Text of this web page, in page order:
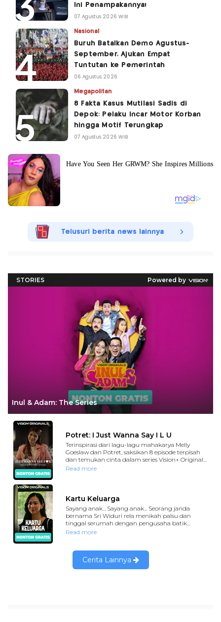
Ini Penampakannya!
07 Agustus 2026 WIB
Nasional
Buruh Batalkan Demo Agustus-
September, Ajukan Empat
Tuntutan ke Pemerintah
06 Agustus 2026
Megapolitan
8 Fakta Kasus Mutilasi Sadis di
Depok: Pelaku Incar Motor Korban
hingga Motif Terungkap
07 Agustus 2026 WIB
Telusuri berita news lainnya